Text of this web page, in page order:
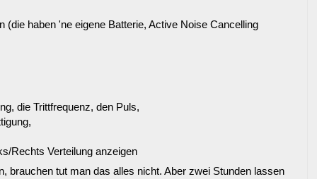
haben 'ne eigene Batterie, Active Noise Cancelling
die Trittfrequenz, den Puls,
Rechts Verteilung anzeigen
brauchen tut man das alles nicht. Aber zwei Stunden lassen